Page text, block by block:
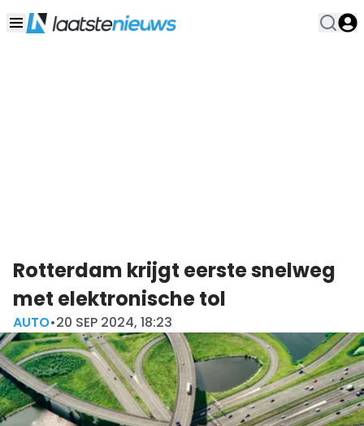
Rotterdam krijgt eerste snelweg
met elektronische tol
AUTO•20 SEP 2024, 18:23